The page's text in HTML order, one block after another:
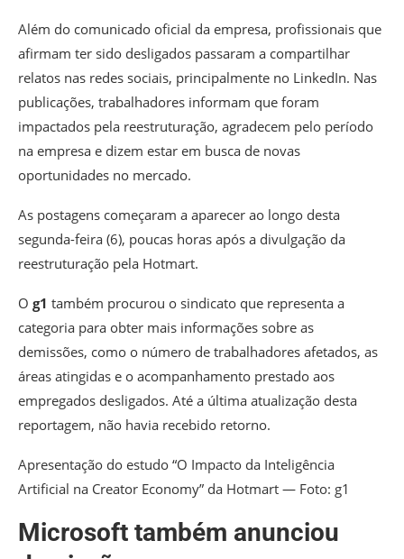
Além do comunicado oficial da empresa, profissionais que
afirmam ter sido desligados passaram a compartilhar
relatos nas redes sociais, principalmente no LinkedIn. Nas
publicações, trabalhadores informam que foram
impactados pela reestruturação, agradecem pelo período
na empresa e dizem estar em busca de novas
oportunidades no mercado.
As postagens começaram a aparecer ao longo desta
segunda-feira (6), poucas horas após a divulgação da
reestruturação pela Hotmart.
O g1 também procurou o sindicato que representa a
categoria para obter mais informações sobre as
demissões, como o número de trabalhadores afetados, as
áreas atingidas e o acompanhamento prestado aos
empregados desligados. Até a última atualização desta
reportagem, não havia recebido retorno.
Apresentação do estudo “O Impacto da Inteligência
Artificial na Creator Economy” da Hotmart — Foto: g1
Microsoft também anunciou